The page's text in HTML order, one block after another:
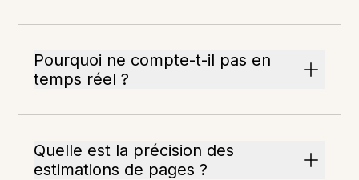
Pourquoi ne compte-t-il pas en
temps réel ?
Quelle est la précision des
estimations de pages ?